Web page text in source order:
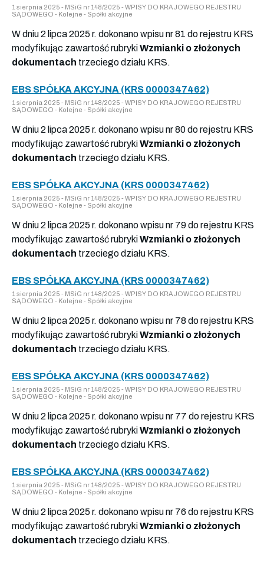
1 sierpnia 2025 - MSiG nr 148/2025 - WPISY DO KRAJOWEGO REJESTRU
SĄDOWEGO - Kolejne - Spółki akcyjne
W dniu 2 lipca 2025 r. dokonano wpisu nr 81 do rejestru KRS
modyfikując zawartość rubrykiWzmianki o złożonych
dokumentach trzeciego działu KRS.
EBS SPÓŁKA AKCYJNA (KRS 0000347462)
1 sierpnia 2025 - MSiG nr 148/2025 - WPISY DO KRAJOWEGO REJESTRU
SĄDOWEGO - Kolejne - Spółki akcyjne
W dniu 2 lipca 2025 r. dokonano wpisu nr 80 do rejestru KRS
modyfikując zawartość rubrykiWzmianki o złożonych
dokumentach trzeciego działu KRS.
EBS SPÓŁKA AKCYJNA (KRS 0000347462)
1 sierpnia 2025 - MSiG nr 148/2025 - WPISY DO KRAJOWEGO REJESTRU
SĄDOWEGO - Kolejne - Spółki akcyjne
W dniu 2 lipca 2025 r. dokonano wpisu nr 79 do rejestru KRS
modyfikując zawartość rubrykiWzmianki o złożonych
dokumentach trzeciego działu KRS.
EBS SPÓŁKA AKCYJNA (KRS 0000347462)
1 sierpnia 2025 - MSiG nr 148/2025 - WPISY DO KRAJOWEGO REJESTRU
SĄDOWEGO - Kolejne - Spółki akcyjne
W dniu 2 lipca 2025 r. dokonano wpisu nr 78 do rejestru KRS
modyfikując zawartość rubrykiWzmianki o złożonych
dokumentach trzeciego działu KRS.
EBS SPÓŁKA AKCYJNA (KRS 0000347462)
1 sierpnia 2025 - MSiG nr 148/2025 - WPISY DO KRAJOWEGO REJESTRU
SĄDOWEGO - Kolejne - Spółki akcyjne
W dniu 2 lipca 2025 r. dokonano wpisu nr 77 do rejestru KRS
modyfikując zawartość rubrykiWzmianki o złożonych
dokumentach trzeciego działu KRS.
EBS SPÓŁKA AKCYJNA (KRS 0000347462)
1 sierpnia 2025 - MSiG nr 148/2025 - WPISY DO KRAJOWEGO REJESTRU
SĄDOWEGO - Kolejne - Spółki akcyjne
W dniu 2 lipca 2025 r. dokonano wpisu nr 76 do rejestru KRS
modyfikując zawartość rubrykiWzmianki o złożonych
dokumentach trzeciego działu KRS.